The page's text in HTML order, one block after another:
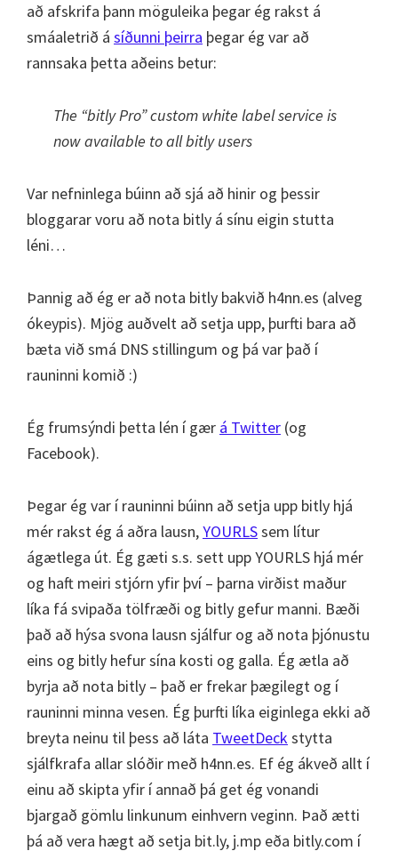
að afskrifa þann möguleika þegar ég rakst á
smáaletrið á síðunni þeirra þegar ég var að
rannsaka þetta aðeins betur:
The “bitly Pro” custom white label service is
now available to all bitly users
Var nefninlega búinn að sjá að hinir og þessir
bloggarar voru að nota bitly á sínu eigin stutta
léni…
Þannig að ég er að nota bitly bakvið h4nn.es (alveg
ókeypis). Mjög auðvelt að setja upp, þurfti bara að
bæta við smá DNS stillingum og þá var það í
rauninni komið :)
Ég frumsýndi þetta lén í gær á Twitter (og
Facebook).
Þegar ég var í rauninni búinn að setja upp bitly hjá
mér rakst ég á aðra lausn,YOURLSsem lítur
ágætlega út. Ég gæti s.s. sett upp YOURLS hjá mér
og haft meiri stjórn yfir því – þarna virðist maður
líka fá svipaða tölfræði og bitly gefur manni. Bæði
það að hýsa svona lausn sjálfur og að nota þjónustu
eins og bitly hefur sína kosti og galla. Ég ætla að
byrja að nota bitly – það er frekar þægilegt og í
rauninni minna vesen. Ég þurfti líka eiginlega ekki að
breyta neinu til þess að láta TweetDeck stytta
sjálfkrafa allar slóðir með h4nn.es. Ef ég ákveð allt í
einu að skipta yfir í annað þá get ég vonandi
bjargað gömlu linkunum einhvern veginn. Það ætti
þá að vera hægt að setja bit.ly, j.mp eða bitly.com í